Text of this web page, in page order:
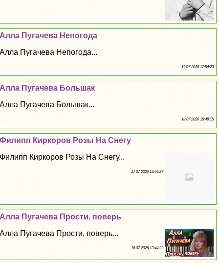
Алла Пугачева Непогода
Алла Пугачева Непогода...
19 07 2026 17:54:23
Алла Пугачева Большак
Алла Пугачева Большак...
18 07 2026 18:48:15
Филипп Киркоров Розы На Снегу
Филипп Киркоров Розы На Снегу...
17 07 2026 13:44:27
Алла Пугачева Прости, поверь
Алла Пугачева Прости, поверь...
16 07 2026 13:44:22